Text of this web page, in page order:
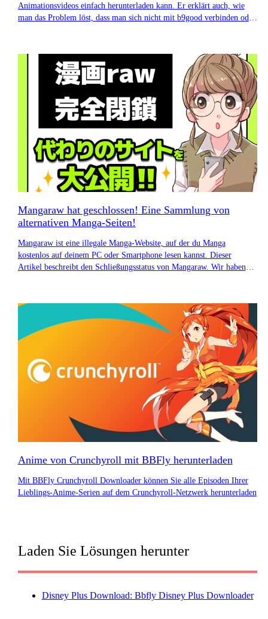
Animationsvideos einfach herunterladen kann. Er erklärt auch, wie
man das Problem löst, dass man sich nicht mit b9good verbinden oder
Mangaraw hat geschlossen! Eine Sammlung von
alternativen Manga-Seiten!
Mangaraw ist eine illegale Manga-Website, auf der du Manga
kostenlos auf deinem PC oder Smartphone lesen kannst. Dieser
Artikel beschreibt den Schließungsstatus von Mangaraw. Wir haben
Manga lesen können.
Anime von Crunchyroll mit BBFly herunterladen
Mit BBFly Crunchyroll Downloader können Sie alle Episoden Ihrer
Lieblings-Anime-Serien auf dem Crunchyroll-Netzwerk herunterladen
Laden Sie Lösungen herunter
Disney Plus Download: Bbfly Disney Plus Downloader